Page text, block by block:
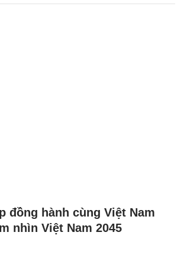
đồng hành cùng Việt Nam
nhìn Việt Nam 2045